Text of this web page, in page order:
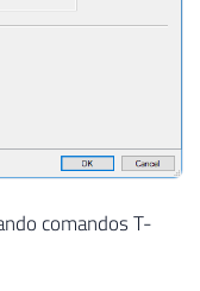
comandos T-